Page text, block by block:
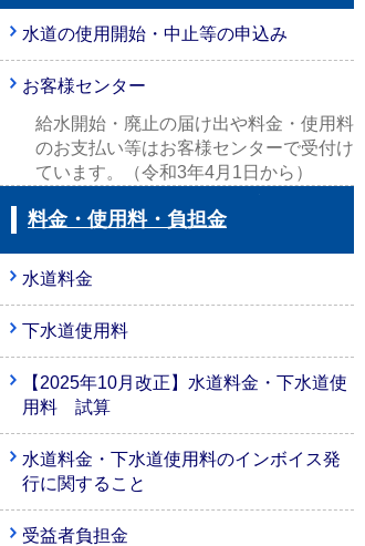
水道の使用開始・中止等の申込み
お客様センター
給水開始・廃止の届け出や料金・使用料
のお支払い等はお客様センターで受付け
ています。（令和3年4月1日から）
料金・使用料・負担金
水道料金
下水道使用料
【2025年10月改正】水道料金・下水道使
用料 試算
水道料金・下水道使用料のインボイス発
行に関すること
受益者負担金